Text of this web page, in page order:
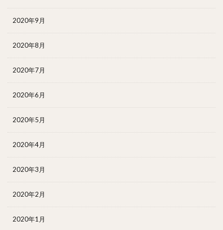
2020年9月
2020年8月
2020年7月
2020年6月
2020年5月
2020年4月
2020年3月
2020年2月
2020年1月